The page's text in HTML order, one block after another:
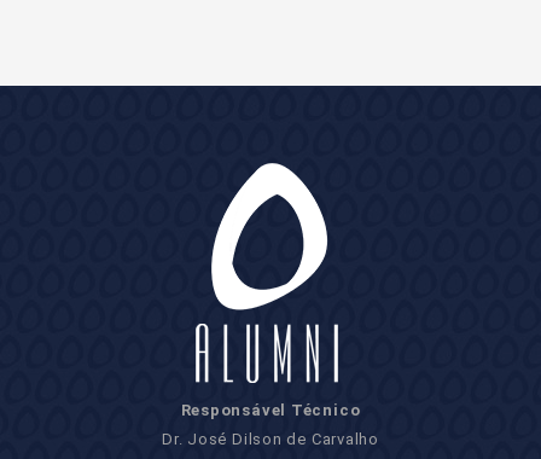
Responsável Técnico
Dr. José Dilson de Carvalho